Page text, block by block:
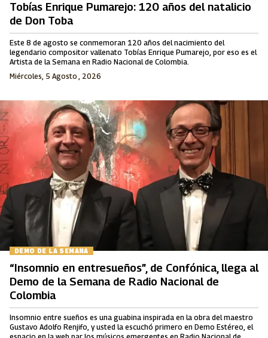
Tobías Enrique Pumarejo: 120 años del natalicio
de Don Toba
Este 8 de agosto se conmemoran 120 años del nacimiento del
legendario compositor vallenato Tobías Enrique Pumarejo, por eso es el
Artista de la Semana en Radio Nacional de Colombia.
Miércoles, 5 Agosto , 2026
DEMO DE LA SEMANA
“Insomnio en entresueños”, de Confónica, llega al
Demo de la Semana de Radio Nacional de
Colombia
Insomnio entre sueños es una guabina inspirada en la obra del maestro
Gustavo Adolfo Renjifo, y usted la escuchó primero en Demo Estéreo, el